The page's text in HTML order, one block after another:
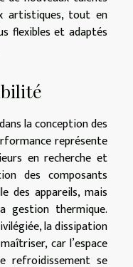
artistiques, tout en
flexibles et adaptés
la conception des
représente
en recherche et
des composants
des appareils, mais
gestion thermique.
la dissipation
car l’espace
refroidissement se